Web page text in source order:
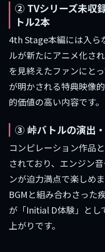
② TVシリーズ未収
トル2本
4th Stage本編には入ら
ルが新たにアニメ化さ
を見終えたファンにと
が明かされる特典映像
的価値の高い内容です。
③ 峠バトルの演出
コンピレーション作品
されており、エンジン
ンが迫力満点で楽しめ
BGMと組み合わさった
が「Initial D体験」とし
上がりです。